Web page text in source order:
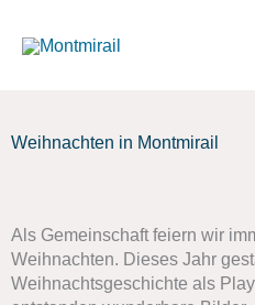
contenu
Weihnachten in Montmirail
Als Gemeinschaft feiern wir
Weihnachten. Dieses Jahr
Weihnachtsgeschichte als